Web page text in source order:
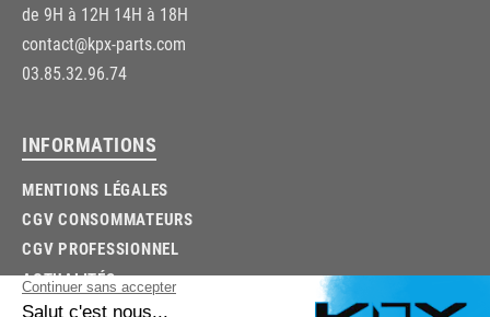
de 9H à 12H 14H à 18H
contact@kpx-parts.com
03.85.32.96.74
INFORMATIONS
MENTIONS LÉGALES
CGV CONSOMMATEURS
CGV PROFESSIONNEL
ACTUALITÉS